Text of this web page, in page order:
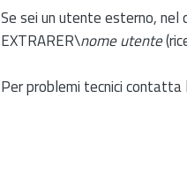
Se sei un utente esterno, nel
EXTRARER\nome utente
Per problemi tecnici contatta